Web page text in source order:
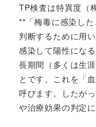
TP検査は特異度（
**「梅毒に感染し
判断するために用
感染して陽性にな
長期間（多くは生
とです。これを「
呼びます。したが
や治療効果の判定